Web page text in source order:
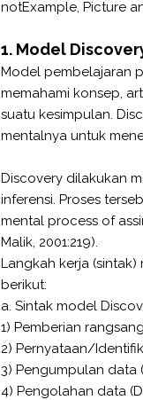
notExample, Picture
1. Model
Model pembelajaran
memahami konsep,
suatu kesimpulan.
mentalnya untuk
Discovery dilakukan
inferensi. Proses
mental process of
Malik, 2001:219).
Langkah kerja
berikut:
a. Sintak model
1) Pemberian
2) Pernyataan/
3) Pengumpulan data
4) Pengolahan data